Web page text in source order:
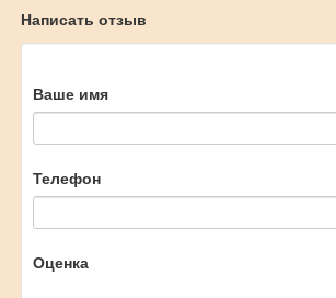
Написать отзыв
Ваше имя
Телефон
Оценка